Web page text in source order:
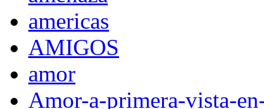
americas
AMIGOS
amor
Amor-a-primera-vista-